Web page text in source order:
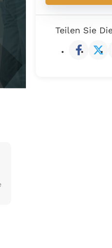
Teilen Sie